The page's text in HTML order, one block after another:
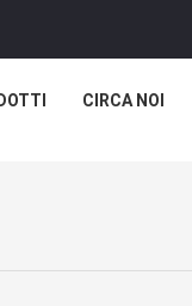
CIRCA NOI